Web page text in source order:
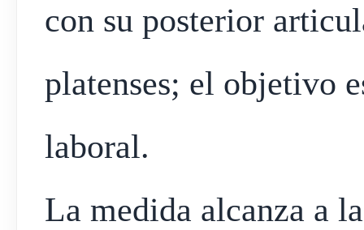
con su posterior
platenses; el objetivo
laboral.
La medida alcanza a